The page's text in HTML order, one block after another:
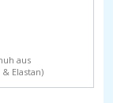
aus
Elastan)